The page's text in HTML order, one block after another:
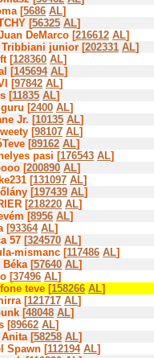
[5686 AL]
[56325 AL]
DeMarco [216612 AL]
Tribbiani junior [202331 AL]
[128360 AL]
[145694 AL]
[97842 AL]
[11835 AL]
[2400 AL]
Jr. [10135 AL]
[98107 AL]
[89162 AL]
pasi [176543 AL]
[200890 AL]
[131097 AL]
[197439 AL]
[218220 AL]
[8956 AL]
[93364 AL]
57 [324570 AL]
mismanc [117486 AL]
Béka [57640 AL]
[37496 AL]
teve [158266 AL]
[121717 AL]
[48048 AL]
[89662 AL]
Anita [58258 AL]
Spawn [112194 AL]